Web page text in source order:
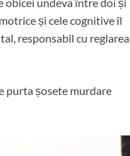
undeva între doi și
și cele cognitive îl
responsabil cu reglarea
purta șosete murdare